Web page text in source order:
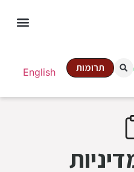
English תרומות